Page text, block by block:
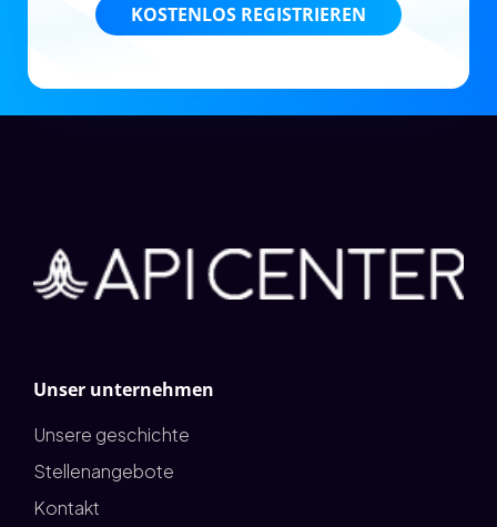
KOSTENLOS REGISTRIEREN
Unser unternehmen
Unsere geschichte
Stellenangebote
Kontakt